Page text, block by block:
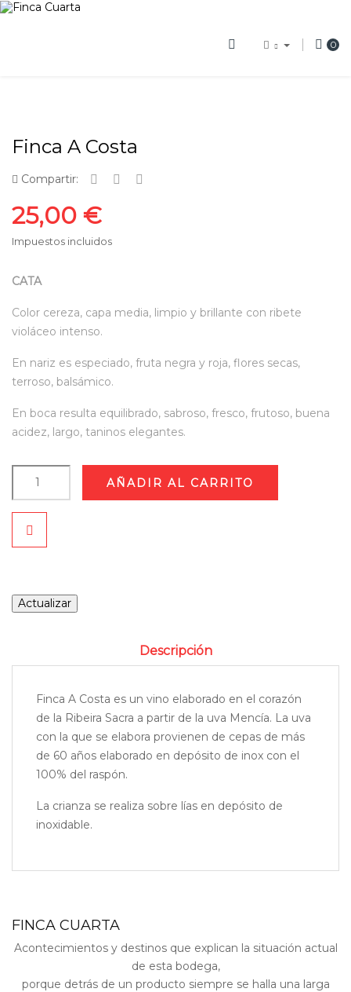
0
Finca A Costa
Compartir:
25,00 €
Impuestos incluidos
CATA
Color cereza, capa media, limpio y brillante con ribete
violáceo intenso.
En nariz es especiado, fruta negra y roja, flores secas,
terroso, balsámico.
En boca resulta equilibrado, sabroso, fresco, frutoso, buena
acidez, largo, taninos elegantes.
AÑADIR AL CARRITO
Descripción
Finca A Costa es un vino elaborado en el corazón
de la Ribeira Sacra a partir de la uva Mencía. La uva
con la que se elabora provienen de cepas de más
de 60 años elaborado en depósito de inox con el
100% del raspón.
La crianza se realiza sobre lías en depósito de
inoxidable.
FINCA CUARTA
Acontecimientos y destinos que explican la situación actual
de esta bodega,
porque detrás de un producto siempre se halla una larga